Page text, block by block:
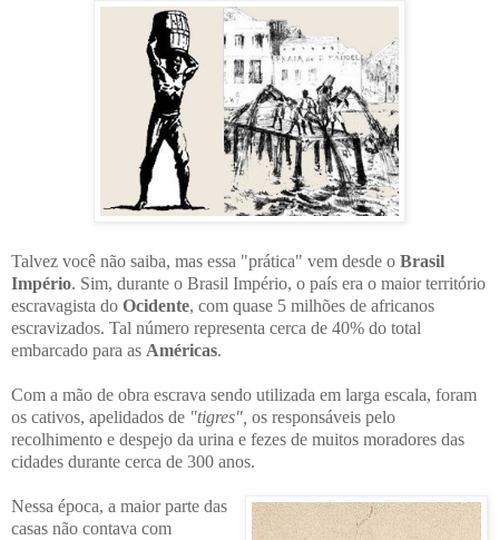
Talvez você não saiba, mas essa "prática" vem desde o Brasil
Império. Sim, durante o Brasil Império, o país era o maior território
escravagista do Ocidente, com quase 5 milhões de africanos
escravizados. Tal número representa cerca de 40% do total
embarcado para as Américas.
Com a mão de obra escrava sendo utilizada em larga escala, foram
os cativos, apelidados de "tigres", os responsáveis pelo
recolhimento e despejo da urina e fezes de muitos moradores das
cidades durante cerca de 300 anos.
Nessa época, a maior parte das
casas não contava com